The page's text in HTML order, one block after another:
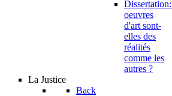
oeuvres
d'art sont-
elles des
réalités
comme les
autres ?
La Justice
Back